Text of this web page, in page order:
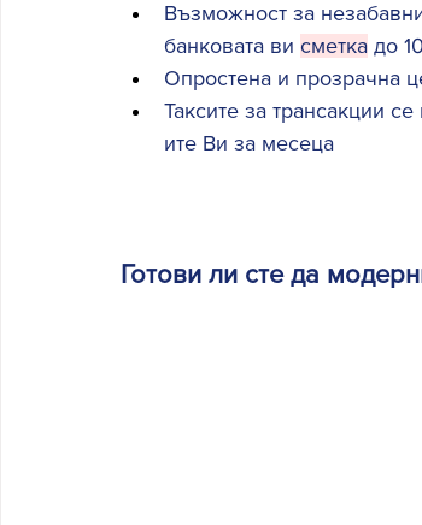
Възможност за
банковата ви сметка до
Опростена и прозрачна
Таксите за трансакции
ите Ви за месеца
Готови ли сте да